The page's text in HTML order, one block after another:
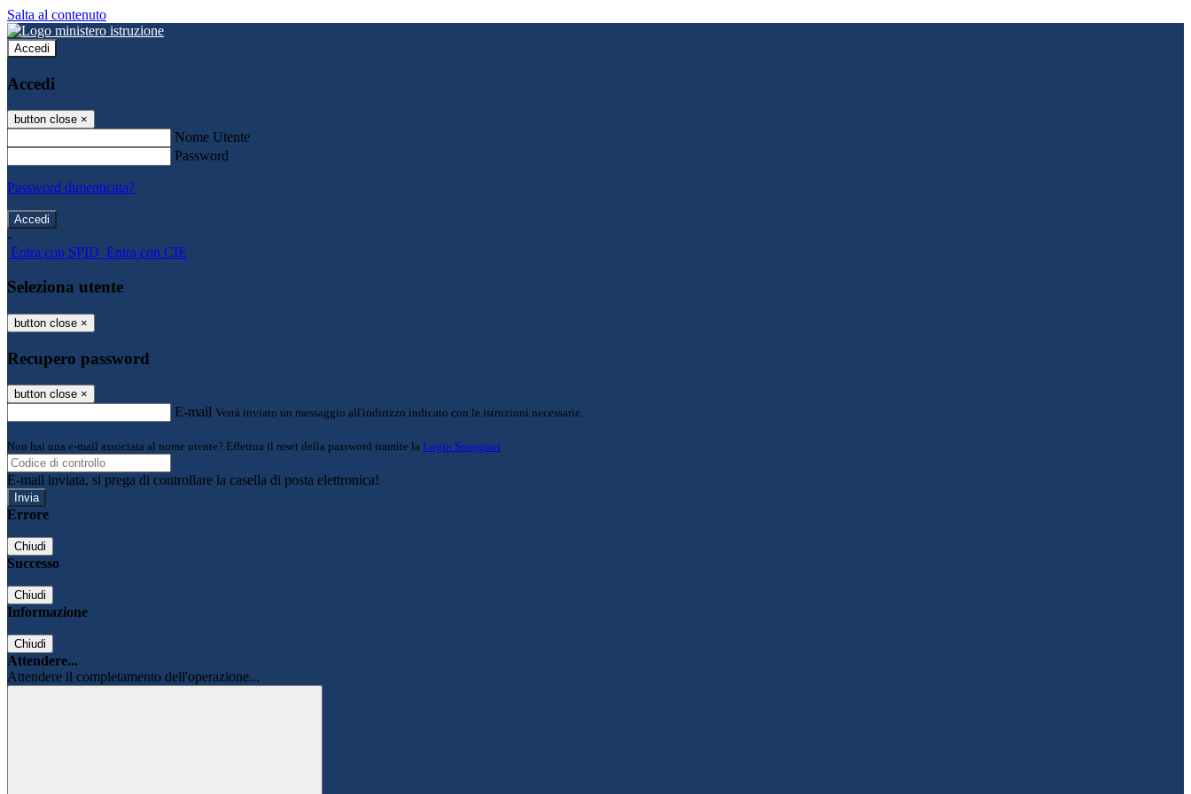
Salta al contenuto
Accedi
Accedi
button close ×
Nome Utente
Password
Password dimenticata?
-
Entra con SPID Entra con CIE
Seleziona utente
button close ×
Recupero password
button close ×
E-mail Verrà inviato un messaggio all'indirizzo indicato con le istruzioni necessarie.
Non hai una e-mail associata al nome utente? Effettua il reset della password tramite la Login Spaggiari
E-mail inviata, si prega di controllare la casella di posta elettronica!
Errore
Chiudi
Successo
Chiudi
Informazione
Chiudi
Attendere...
Attendere il completamento dell'operazione...